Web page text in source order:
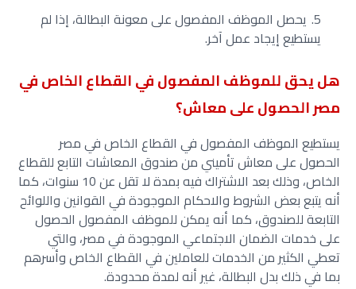
يحصل الموظف المفصول على معونة البطالة، إذا لم
يستطيع إيجاد عمل آخر.
هل يحق للموظف المفصول في القطاع الخاص في
مصر الحصول على معاش؟
يستطيع الموظف المفصول في القطاع الخاص في مصر
الحصول على معاش تأميني من صندوق المعاشات التابع للقطاع
الخاص، وذلك بعد الاشتراك فيه بمدة لا تقل عن 10 سنوات، كما
أنه يتبع بعض الشروط والاحكام الموجودة في القوانين واللوائح
التابعة للصندوق، كما أنه يمكن للموظف المفصول الحصول
على خدمات الضمان الاجتماعي الموجودة في مصر، والتي
تعطي الكثير من الخدمات للعاملين في القطاع الخاص وأسرهم
بما في ذلك بدل البطالة، غير أنه لمدة محدودة.